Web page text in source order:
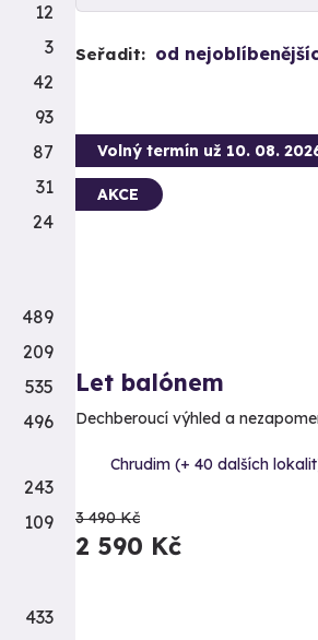
Seřadit: od
Volný termín už 10. 08.
AKCE
Let balónem
Dechberoucí výhled a
Chrudim (+ 40 dalších
3 490 Kč
2 590 Kč
12
3
42
93
87
31
24
489
209
535
496
243
109
433